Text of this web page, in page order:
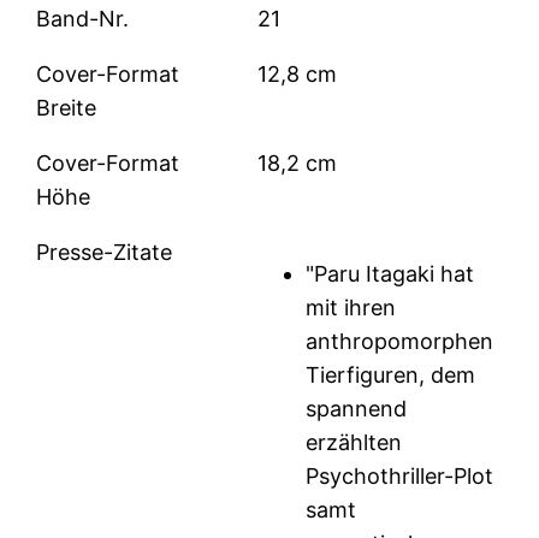
Band-Nr. 21
Cover-Format
Breite
12,8 cm
Cover-Format
Höhe
18,2 cm
Presse-Zitate
"Paru Itagaki hat
mit ihren
anthropomorphen
Tierfiguren, dem
spannend
erzählten
Psychothriller-Plot
samt